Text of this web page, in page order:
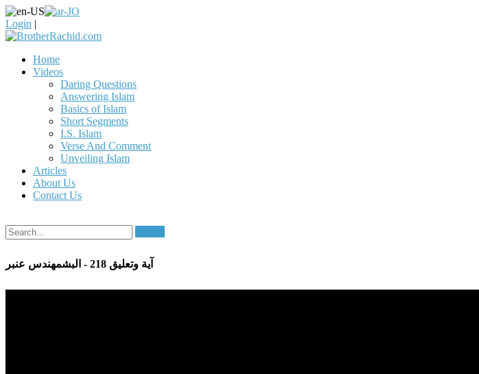
Login |
Home
Videos
Daring Questions
Answering Islam
Basics of Islam
Short Segments
I.S. Islam
Verse And Comment
Unveiling Islam
Articles
About Us
Contact Us
آية وتعليق 218 - البشمهندس عنبر